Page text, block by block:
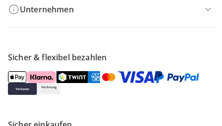
Unternehmen
Sicher & flexibel bezahlen